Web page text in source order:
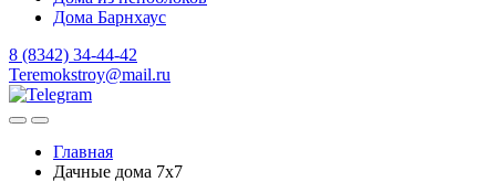
Дома Барнхаус
8 (8342) 34-44-42
Teremokstroy@mail.ru
Главная
Дачные дома 7x7